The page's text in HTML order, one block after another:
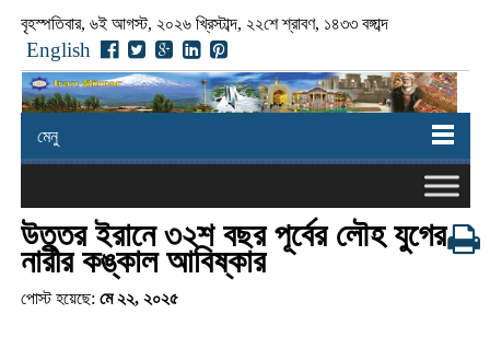
বৃহস্পতিবার, ৬ই আগস্ট, ২০২৬ খ্রিস্টাব্দ, ২২শে শ্রাবণ, ১৪৩৩ বঙ্গাব্দ
English
মেনু
উত্তর ইরানে ৩২শ বছর পূর্বের লৌহ যুগের
নারীর কঙ্কাল আবিষ্কার
পোস্ট হয়েছে: মে ২২, ২০২৫